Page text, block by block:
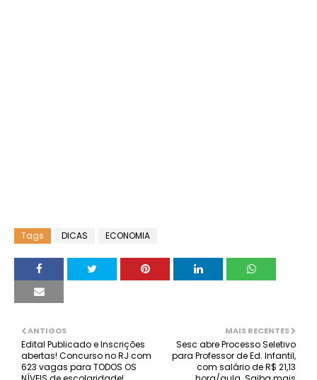
Tags DICAS ECONOMIA
MAIS RECENTES
Sesc abre Processo Seletivo
para Professor de Ed. Infantil,
com salário de R$ 21,13
ANTIGOS
Edital Publicado e Inscrições
abertas! Concurso no RJ com
623 vagas para TODOS OS